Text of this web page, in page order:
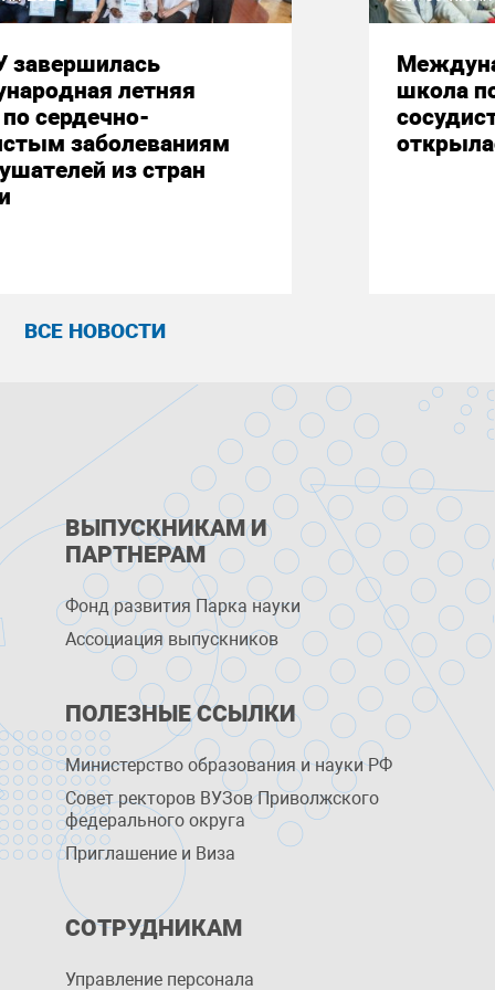
завершилась
летняя
сердечно-
заболеваниям
из стран
школа
ВСЕ НОВОСТИ
ВЫПУСКНИКАМ И
ПАРТНЕРАМ
Фонд развития Парка науки
Ассоциация выпускников
ПОЛЕЗНЫЕ ССЫЛКИ
Министерство образования и науки РФ
Совет ректоров ВУЗов Приволжского
федерального округа
Приглашение и Виза
СОТРУДНИКАМ
Управление персоналa